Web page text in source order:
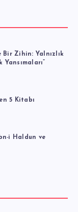
Bir Zihin: Yalnızlık
5 Kitabı
i Haldun ve